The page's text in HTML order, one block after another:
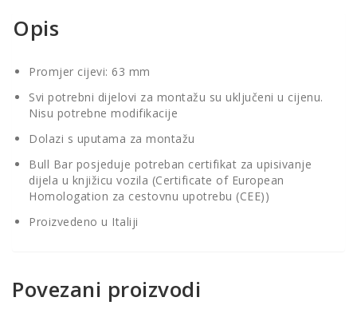
Opis
Promjer cijevi: 63 mm
Svi potrebni dijelovi za montažu su uključeni u cijenu.
Nisu potrebne modifikacije
Dolazi s uputama za montažu
Bull Bar posjeduje potreban certifikat za upisivanje
dijela u knjižicu vozila (Certificate of European
Homologation za cestovnu upotrebu (CEE))
Proizvedeno u Italiji
Povezani proizvodi